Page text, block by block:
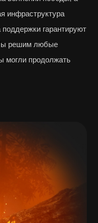
инфраструктура
гарантируют
решим любые
могли продолжать